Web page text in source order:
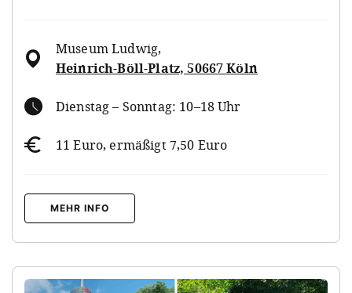
Museum Ludwig,
Heinrich-Böll-Platz, 50667 Köln
Dienstag – Sonntag: 10–18 Uhr
11 Euro, ermäßigt 7,50 Euro
MEHR INFO